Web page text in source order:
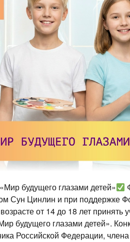
будущего глазами детей»
Сун Цинлин и при поддержке
от 14 до 18 лет принять
будущего глазами детей».
Российской Федерации,